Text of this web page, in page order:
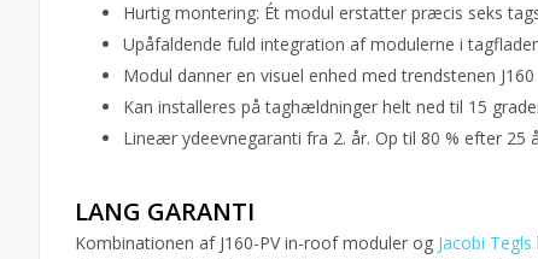
Hurtig montering: Ét modul erstatter præcis seks
Upåfaldende fuld integration af modulerne i
Modul danner en visuel enhed med trendstenen J160
Kan installeres på taghældninger helt ned til 15
Lineær ydeevnegaranti fra 2. år. Op til 80 % efter 25
LANG GARANTI
Kombinationen af J160-PV in-roof moduler og Jacobi Tegls